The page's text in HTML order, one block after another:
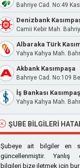
Bahriye Cad. No:49
Denizbank
Albaraka Türk
Yahya Kahya Mah.
Akbank Kasımpaşa
Bahriye Cad. No:109
İş Bankası
Yahya Kahya Mah.
ŞUBE BILGILERI
Şubeye ait bilgiler en
güncellenmiştir. Yanlış
bilgileri bize iletmek için